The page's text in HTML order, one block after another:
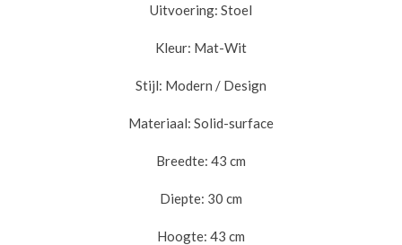
Uitvoering: Stoel
Kleur: Mat-Wit
Stijl: Modern / Design
Materiaal: Solid-surface
Breedte: 43 cm
Diepte: 30 cm
Hoogte: 43 cm